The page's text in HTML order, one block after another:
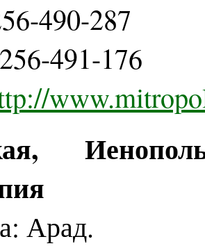
490-287
491-176
Арад.